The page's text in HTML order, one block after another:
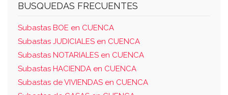
BUSQUEDAS FRECUENTES
Subastas BOE en CUENCA
Subastas JUDICIALES en CUENCA
Subastas NOTARIALES en CUENCA
Subastas HACIENDA en CUENCA
Subastas de VIVIENDAS en CUENCA